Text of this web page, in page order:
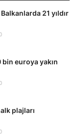
21 yıldır
euroya yakın
plajları